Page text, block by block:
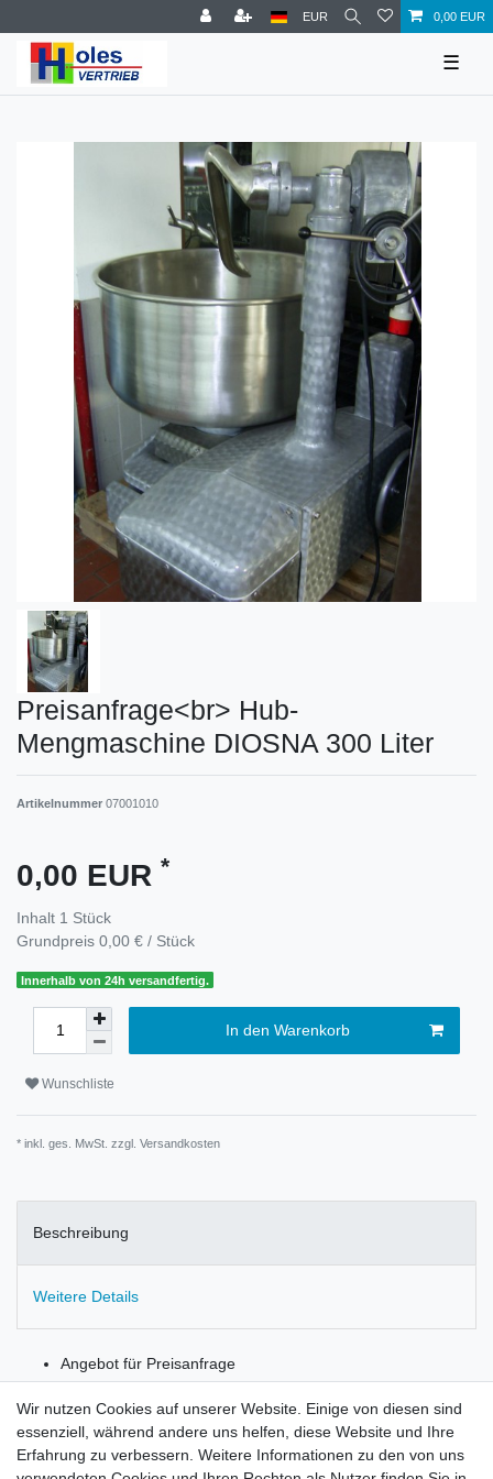
EUR 0,00 EUR
☰
Preisanfrage<br> Hub-
Mengmaschine DIOSNA 300 Liter
Artikelnummer 07001010
0,00 EUR *
Inhalt 1 Stück
Grundpreis 0,00 € / Stück
Innerhalb von 24h versandfertig.
In den Warenkorb
Wunschliste
* inkl. ges. MwSt. zzgl. Versandkosten
Beschreibung
Weitere Details
Angebot für Preisanfrage
Schüssel außfahrbar
Wir nutzen Cookies auf unserer Website. Einige von diesen sind
essenziell, während andere uns helfen, diese Website und Ihre
Erfahrung zu verbessern. Weitere Informationen zu den von uns